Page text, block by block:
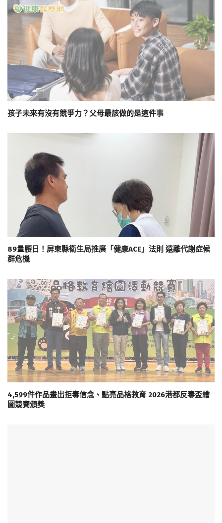
孩子未來有沒有競爭力？父母最該做的是這件事
89量腰日！屏東縣衛生局推廣「健康ACE」法則 遠離代謝症候
群危機
4,599件作品畫出拒毒信念、點亮品格教育 2026港都反毒盃繪
圖競賽頒獎